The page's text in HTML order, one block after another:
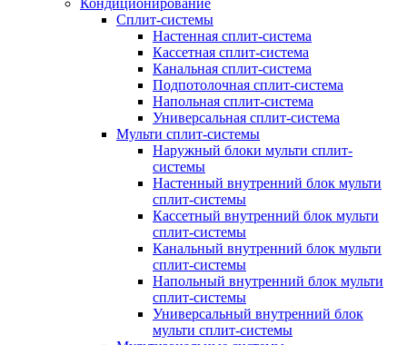
Кондиционирование
Сплит-системы
Настенная сплит-система
Кассетная сплит-система
Канальная сплит-система
Подпотолочная сплит-система
Напольная сплит-система
Универсальная сплит-система
Мульти сплит-системы
Наружный блоки мульти сплит-
системы
Настенный внутренний блок мульти
сплит-системы
Кассетный внутренний блок мульти
сплит-системы
Канальный внутренний блок мульти
сплит-системы
Напольный внутренний блок мульти
сплит-системы
Универсальный внутренний блок
мульти сплит-системы